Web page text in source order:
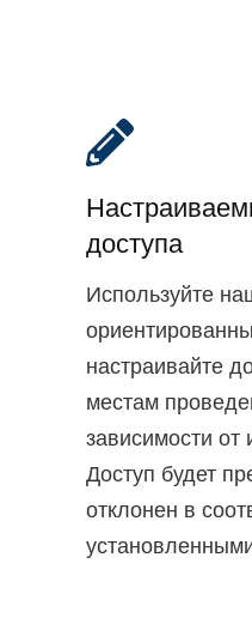
доступа
Используйте
настраивайте
местам
зависимости от
Доступ будет
отклонен в